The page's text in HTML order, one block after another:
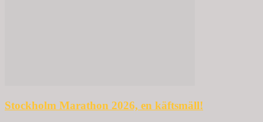
Stockholm Marathon 2026, en käftsmäll!